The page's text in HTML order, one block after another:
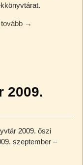
→
2009.
2009. őszi
szeptember –